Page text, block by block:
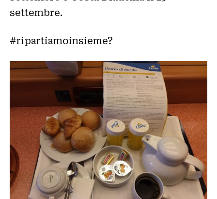
settembre.
#ripartiamoinsieme?